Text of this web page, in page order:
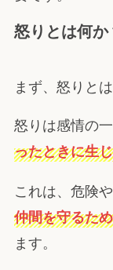
怒りとは何
まず、怒りと
怒りは感情の一
ったときに生
これは、危険
仲間を守るた
ます。